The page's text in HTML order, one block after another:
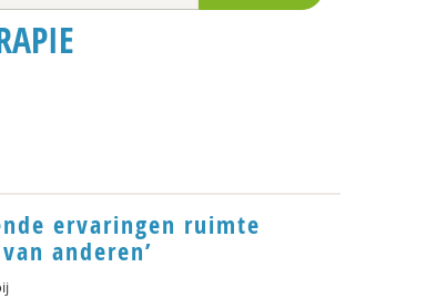
ervaringen ruimte
anderen’